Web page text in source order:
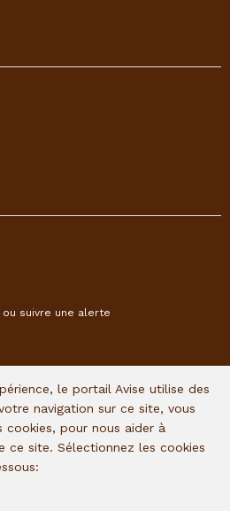
suivre une alerte
en vous inscrivant à notre
:
le portail Avise utilise des
navigation sur ce site, vous
cookies, pour nous aider à
ce site. Sélectionnez les cookies